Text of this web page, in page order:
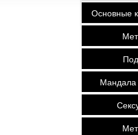
Основные
Мандала